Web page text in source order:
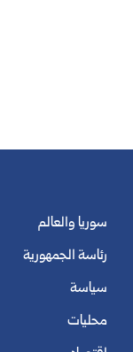
سوريا والعالم
رئاسة الجمهورية
سياسة
محليات